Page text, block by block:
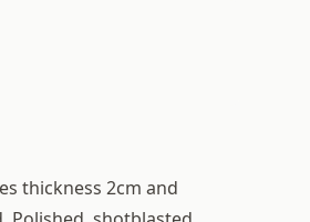
thickness 2cm and